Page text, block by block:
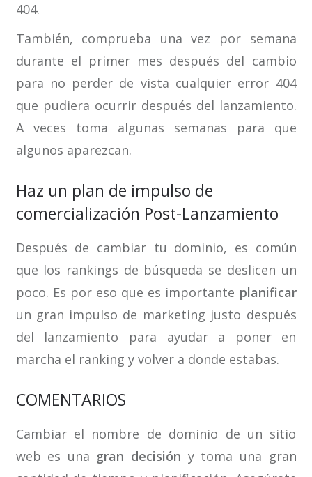
404.
También, comprueba una vez por semana
durante el primer mes después del cambio
para no perder de vista cualquier error 404
que pudiera ocurrir después del lanzamiento.
A veces toma algunas semanas para que
algunos aparezcan.
Haz un plan de impulso de
comercialización Post-Lanzamiento
Después de cambiar tu dominio, es común
que los rankings de búsqueda se deslicen un
poco. Es por eso que es importante planificar
un gran impulso de marketing justo después
del lanzamiento para ayudar a poner en
marcha el ranking y volver a donde estabas.
COMENTARIOS
Cambiar el nombre de dominio de un sitio
web es una gran decisión y toma una gran